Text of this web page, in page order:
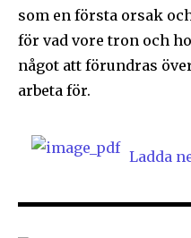
som en första orsak
för vad vore tron och
något att förundras
arbeta för.
Ladda